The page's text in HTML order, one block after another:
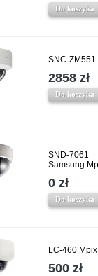
Do koszyka
SNC-ZM551
2858 zł
Do koszyka
SND-7061
Samsung
0 zł
Do koszyka
LC-460 Mpix
500 zł